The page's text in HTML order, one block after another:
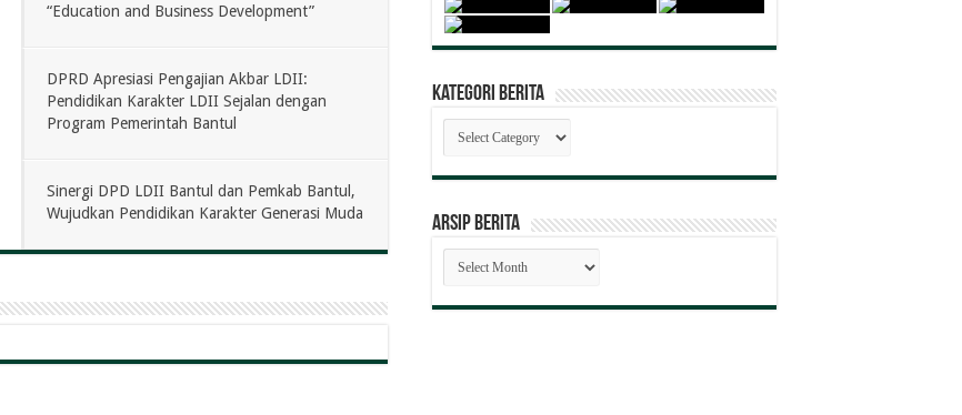
“Education and Business Development”
DPRD Apresiasi Pengajian Akbar LDII:
Pendidikan Karakter LDII Sejalan dengan
Program Pemerintah Bantul
Sinergi DPD LDII Bantul dan Pemkab Bantul,
Wujudkan Pendidikan Karakter Generasi Muda
Kategori Berita
Kategori
Berita
ARSIP BERITA
ARSIP
BERITA